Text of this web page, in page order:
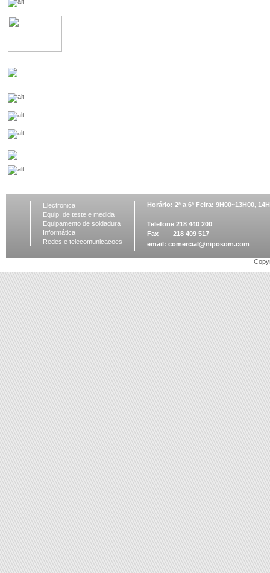
Electronica
Equip. de teste e medida
Equipamento de soldadura
Informática
Redes e telecomunicacoes
Horário: 2ª a 6ª Feira: 9H00~13H00,
Telefone 218 440 200
Fax 218 409 517
email: comercial@niposom.com